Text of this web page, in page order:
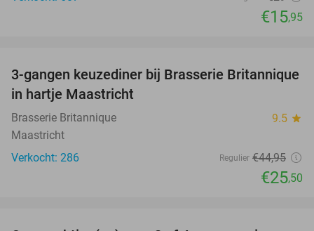
€15,95
43%
3-gangen keuzediner bij Brasserie Britannique
in hartje Maastricht
Brasserie Britannique 9.5 star
Maastricht
Verkocht: 286
Regulier €44,95
€25,50